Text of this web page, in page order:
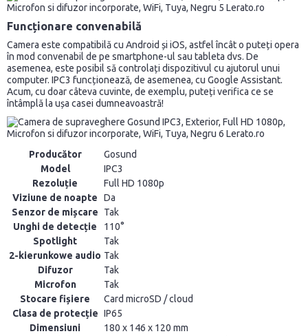
Funcționare convenabilă
Camera este compatibilă cu Android și iOS, astfel încât o puteți opera
în mod convenabil de pe smartphone-ul sau tableta dvs. De
asemenea, este posibil să controlați dispozitivul cu ajutorul unui
computer. IPC3 funcționează, de asemenea, cu Google Assistant.
Acum, cu doar câteva cuvinte, de exemplu, puteți verifica ce se
întâmplă la ușa casei dumneavoastră!
Producător
Gosund
Model
IPC3
Rezoluție
Full HD 1080p
Viziune de noapte
Da
Senzor de mișcare
Tak
Unghi de detecție
110°
Spotlight
Tak
2-kierunkowe audio Tak
Difuzor
Tak
Microfon
Tak
Stocare fișiere
Card microSD / cloud
Clasa de protecție IP65
Dimensiuni
180 x 146 x 120 mm